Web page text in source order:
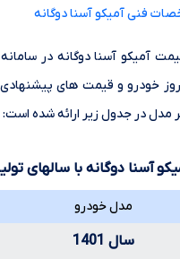
فنی آمیکو آسنا دوگانه
آمیکو آسنا دوگانه در
خودرو و قیمت های
مدل در جدول زیر ارائه شده است:
آسنا دوگانه با سالهای
مدل خودرو
سال 1401